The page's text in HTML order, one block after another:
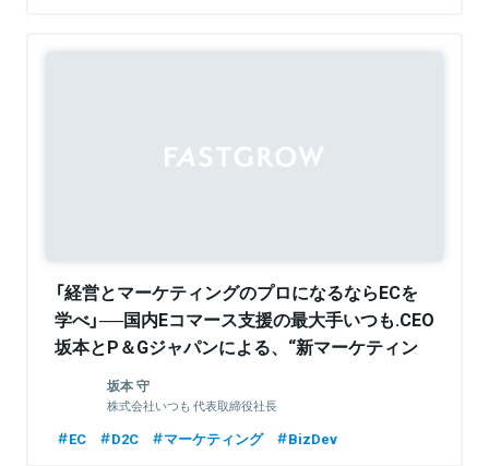
「経営とマーケティングのプロになるならECを
学べ」──国内Eコマース支援の最大手いつも.CEO
坂本とP＆Gジャパンによる、“新マーケティン
グ談義”坂本 守
株式会社いつも 代表取締役社長
EC D2C マーケティング BizDev